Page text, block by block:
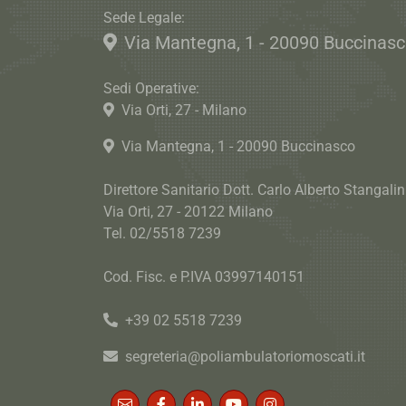
Sede Legale:
Via Mantegna, 1 - 20090
Sedi Operative:
Via Orti, 27 - Milano
Via Mantegna, 1 - 20090 Buccinasco
Direttore Sanitario Dott. Carlo Alberto
Via Orti, 27 - 20122 Milano
Tel. 02/5518 7239
Cod. Fisc. e P.IVA 03997140151
+39 02 5518 7239
segreteria@poliambulatoriomoscati.it